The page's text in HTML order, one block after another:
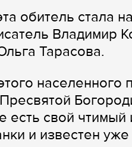
обитель стала
Владимир
Тарасова.
есть свой
и известен